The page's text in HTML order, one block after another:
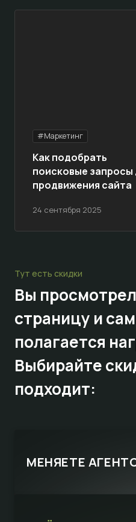
#Маркетинг
24 сентября 2025
Как подобрать
поисковые запросы
продвижения сайта
Тут есть скидки
Вы
страницу и
полагается
Выбирайте
подходит:
МЕНЯЕТЕ